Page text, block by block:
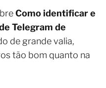
Como identificar e
Telegram de
de grande valia,
tão bom quanto na